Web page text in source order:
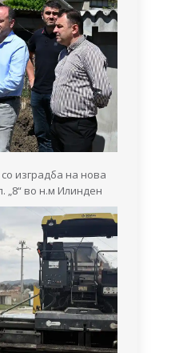
изградба на нова
„8“ во н.м Илинден